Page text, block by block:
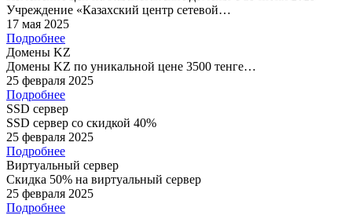
Учреждение «Казахский центр сетевой…
17 мая 2025
Подробнее
Домены KZ
Домены KZ по уникальной цене 3500 тенге…
25 февраля 2025
Подробнее
SSD сервер
SSD сервер со скидкой 40%
25 февраля 2025
Подробнее
Виртуальный сервер
Скидка 50% на виртуальный сервер
25 февраля 2025
Подробнее